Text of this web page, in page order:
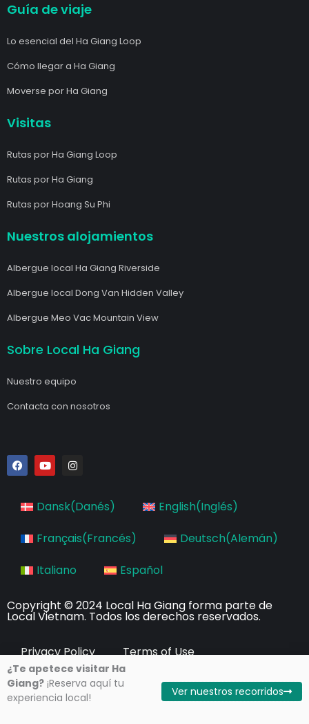
Guía de viaje
Lo esencial del Ha Giang Loop
Cómo llegar a Ha Giang
Moverse por Ha Giang
Visitas
Rutas por Ha Giang Loop
Rutas por Ha Giang
Rutas por Hoang Su Phi
Nuestros alojamientos
Albergue local Ha Giang Riverside
Albergue local Dong Van Hidden Valley
Albergue Meo Vac Mountain View
Sobre Local Ha Giang
Nuestro equipo
Contacta con nosotros
F
a
c
b
o
k
Y
o
u
u
b
I
n
a
g
a
m
Dansk(Danés) English(Inglés)
Français(Francés) Deutsch(Alemán)
Italiano
Español
Copyright © 2024 Local Ha Giang forma parte de
Local Vietnam. Todos los derechos reservados.
Privacy Policy Terms of Use
¿Te apetece visitar Ha
Giang? ¡Reserva aquí tu
experiencia local!
Ver nuestros recorridos